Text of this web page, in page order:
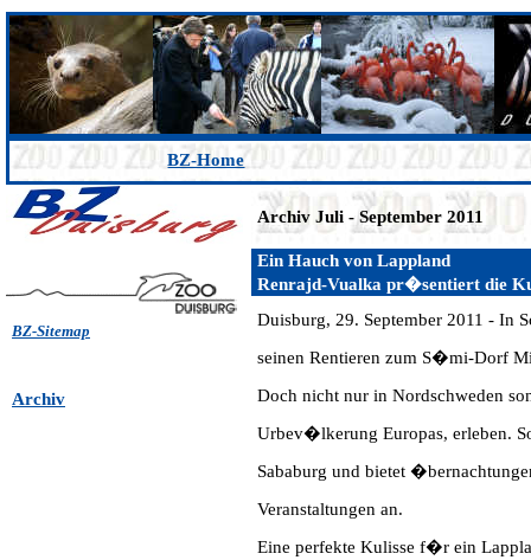
BZ-Home
BZ-Sitemap
Archiv
Archiv Juli - September 2011
Ein Hauch von Lappland
Renrajd-Vualka pr�sentiert die
Duisburg, 29. September 2011 - In
seinen Rentieren zum S�mi-Dorf
Doch nicht nur in Nordschweden
Urbev�lkerung Europas, erleben.
Sababurg und bietet
Veranstaltungen an.
Eine perfekte Kulisse f�r ein